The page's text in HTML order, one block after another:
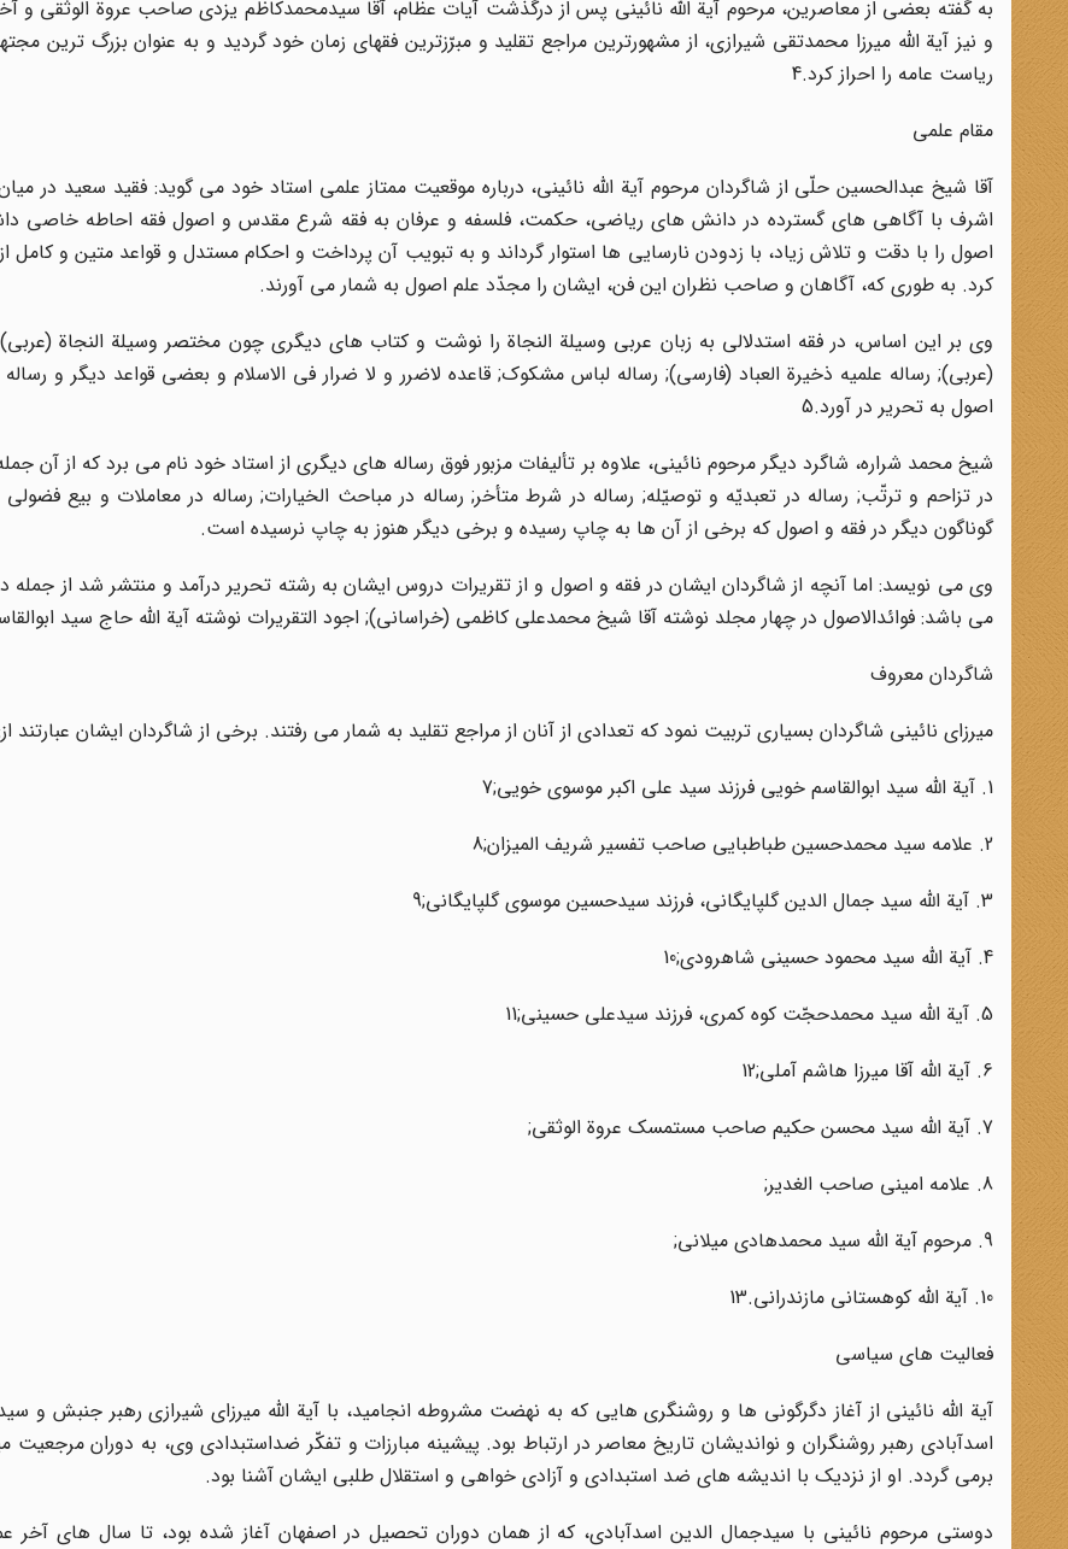
به گفته بعضى از معاصرین، مرحوم آیة اللّه نائینى پس از درگذشت آیات عظام، آقا سیدمحمدکاظم یزدى صاحب عروة الوثقى و
و نیز آیة اللّه میرزا محمدتقى شیرازى، از مشهورترین مراجع تقلید و مبرّزترین فقهاى زمان خود گردید و به عنوان بزرگ ترین
ریاست عامه را احراز کرد.4
مقام علمى
آقا شیخ عبدالحسین حلّى از شاگردان مرحوم آیة اللّه نائینى، درباره موقعیت ممتاز علمى استاد خود مى گوید: فقید سعید در
اشرف با آگاهى هاى گسترده در دانش هاى ریاضى، حکمت، فلسفه و عرفان به فقه شرع مقدس و اصول فقه احاطه خاصى
اصول را با دقت و تلاش زیاد، با زدودن نارسایى ها استوار گرداند و به تبویب آن پرداخت و احکام مستدل و قواعد متین و کامل
کرد. به طورى که، آگاهان و صاحب نظران این فن، ایشان را مجدّد علم اصول به شمار مى آورند.
وى بر این اساس، در فقه استدلالى به زبان عربى وسیلة النجاة را نوشت و کتاب هاى دیگرى چون مختصر وسیلة النجاة
(عربى); رساله علمیه ذخیرة العباد (فارسى); رساله لباس مشکوک; قاعده لاضرر و لا ضرار فى الاسلام و بعضى قواعد دیگر و
اصول به تحریر در آورد.5
شیخ محمد شراره، شاگرد دیگر مرحوم نائینى، علاوه بر تألیفات مزبور فوق رساله هاى دیگرى از استاد خود نام مى برد که از آن
در تزاحم و ترتّب; رساله در تعبدیّه و توصیّله; رساله در شرط متأخر; رساله در مباحث الخیارات; رساله در معاملات و بیع
گوناگون دیگر در فقه و اصول که برخى از آن ها به چاپ رسیده و برخى دیگر هنوز به چاپ نرسیده است.
وى مى نویسد: اما آنچه از شاگردان ایشان در فقه و اصول و از تقریرات دروس ایشان به رشته تحریر درآمد و منتشر شد از جمله
مى باشد: فوائدالاصول در چهار مجلد نوشته آقا شیخ محمدعلى کاظمى (خراسانى); اجود التقریرات نوشته آیة اللّه حاج سید
شاگردان معروف
میرزاى نائینى شاگردان بسیارى تربیت نمود که تعدادى از آنان از مراجع تقلید به شمار مى رفتند. برخى از شاگردان ایشان عبارتند
1. آیة اللّه سید ابوالقاسم خویى فرزند سید على اکبر موسوى خویى;7
2. علامه سید محمدحسین طباطبایى صاحب تفسیر شریف المیزان;8
3. آیة اللّه سید جمال الدین گلپایگانى، فرزند سیدحسین موسوى گلپایگانى;9
4. آیة اللّه سید محمود حسینى شاهرودى;10
5. آیة اللّه سید محمدحجّت کوه کمرى، فرزند سیدعلى حسینى;11
6. آیة اللّه آقا میرزا هاشم آملى;12
7. آیة اللّه سید محسن حکیم صاحب مستمسک عروة الوثقى;
8. علامه امینى صاحب الغدیر;
9. مرحوم آیة اللّه سید محمدهادى میلانى;
10. آیة الله کوهستانى مازندرانى.13
فعالیت هاى سیاسى
آیة الله نائینى از آغاز دگرگونى ها و روشنگرى هایى که به نهضت مشروطه انجامید، با آیة اللّه میرزاى شیرازى رهبر جنبش و
اسدآبادى رهبر روشنگران و نواندیشان تاریخ معاصر در ارتباط بود. پیشینه مبارزات و تفکّر ضداستبدادى وى، به دوران مرجعیت
برمى گردد. او از نزدیک با اندیشه هاى ضد استبدادى و آزادى خواهى و استقلال طلبى ایشان آشنا بود.
دوستى مرحوم نائینى با سیدجمال الدین اسدآبادى، که از همان دوران تحصیل در اصفهان آغاز شده بود، تا سال هاى آخر